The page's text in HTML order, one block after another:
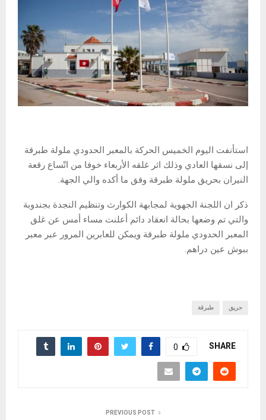
استأنفت اليوم الخميس الحركة بالمعبر الحدودي ملولة طبرقة
إلى نسقها العادي وذلك اثر غلقه الأربعاء خوفا من اتّساع رقعة
النيران بحريق ملولة طبرقة وفق ما أكده والي الجهة.
ذكر ان اللجنة الجهوية لمجابهة الكوارث وتنظيم النجدة بجندوبة
والتي تم وضعها بحالة انعقاد دائم أعلنت مساء أمس عن غلق
المعبر الحدودي ملولة طبرقة ويمكن للعابرين المرور عبر معبر
ببوش عين دراهم.
حريق طبرقة
SHARE
0
PREVIOUS POST